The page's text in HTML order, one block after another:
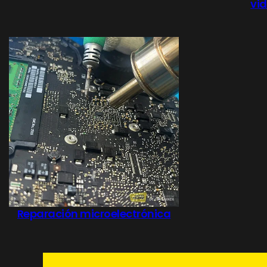
Reparación microelectrónica